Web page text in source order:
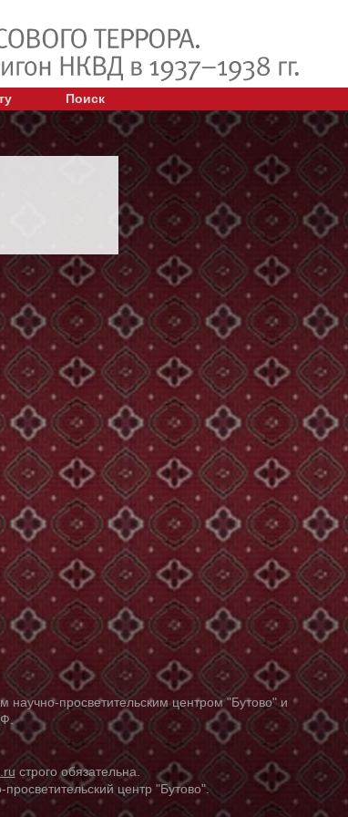
Поиск
просветительским центром "Бутово" и
строго обязательна.
центр "Бутово".